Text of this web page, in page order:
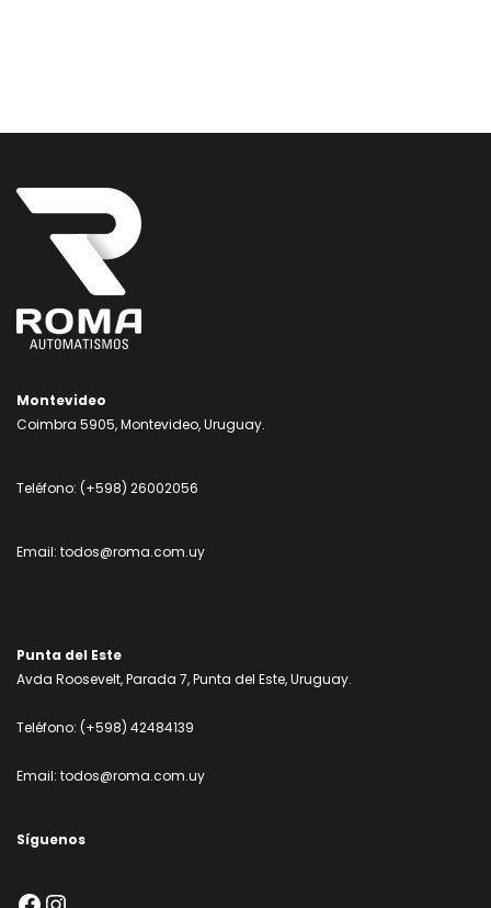
Montevideo
Coimbra 5905, Montevideo, Uruguay.
Teléfono: (+598) 26002056
Email: todos@roma.com.uy
Punta del Este
Avda Roosevelt, Parada 7, Punta del Este, Uruguay.
Teléfono: (+598) 42484139
Email: todos@roma.com.uy
Síguenos